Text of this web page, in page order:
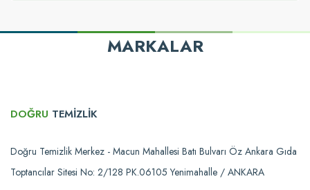
MARKALAR
DOĞRU TEMİZLİK
Doğru Temizlik Merkez - Macun Mahallesi Batı Bulvarı Öz Ankara Gıda
Toptancılar Sitesi No: 2/128 PK.06105 Yenimahalle / ANKARA